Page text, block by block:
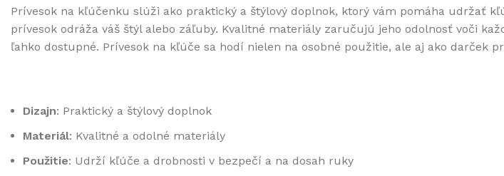
Prívesok na kľúčenku slúži ako praktický a štýlový doplnok, ktorý vám pomáha udržať
prívesok odráža váš štýl alebo záľuby. Kvalitné materiály zaručujú jeho odolnosť voči
ľahko dostupné. Prívesok na kľúče sa hodí nielen na osobné použitie, ale aj ako darček
Dizajn: Praktický a štýlový doplnok
Materiál: Kvalitné a odolné materiály
Použitie: Udrží kľúče a drobnosti v bezpečí a na dosah ruky